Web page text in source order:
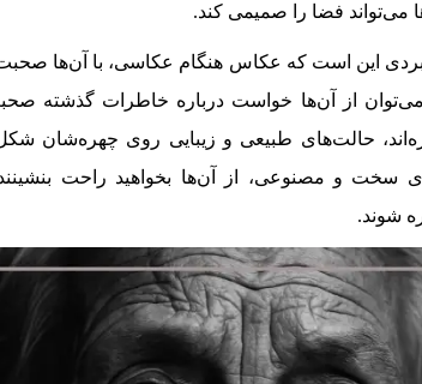
فضا را صمیمی کند.
این است که عکاس هنگام عکاسی، با آن‌ها
از آن‌ها خواست درباره خاطرات گذشته
حالت‌های طبیعی و زیبایی روی چهره‌شان
سخت و مصنوعی، از آن‌ها بخواهید راحت بنشینند،
شوند.